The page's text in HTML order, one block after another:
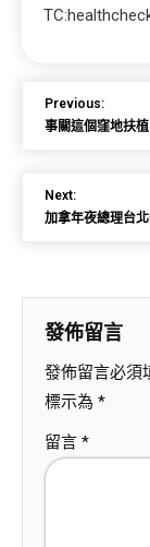
Previous:
事關這個窪地扶
Next:
加拿年夜總理台
發佈留言
發佈留言必須
標示為 *
留言 *